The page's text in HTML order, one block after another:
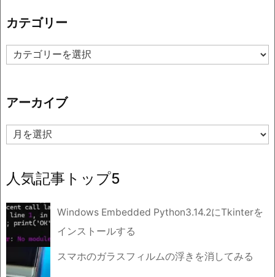
カテゴリー
カ
テ
ー
アーカイブ
ア
ー
ブ
人気記事トップ5
Windows Embedded Python3.14.2にTkinterを
インストールする
スマホのガラスフィルムの浮きを消してみる